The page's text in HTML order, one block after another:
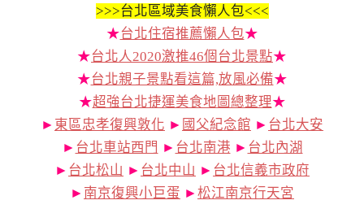
>>>台北區域美食懶人包<<<
★台北住宿推薦懶人包★
★台北人2020激推46個台北景點★
★台北親子景點看這篇,放風必備★
★超強台北捷運美食地圖總整理★
► 東區忠孝復興敦化 ► 國父紀念館 ► 台北大安
► 台北車站西門 ► 台北南港 ► 台北內湖
► 台北松山 ► 台北中山 ► 台北信義市政府
► 南京復興小巨蛋 ► 松江南京行天宮